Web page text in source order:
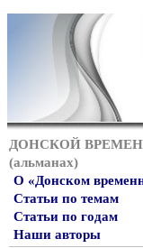
ДОНСКОЙ
(альманах)
О «Донском
Статьи по темам
Статьи по годам
Наши авторы